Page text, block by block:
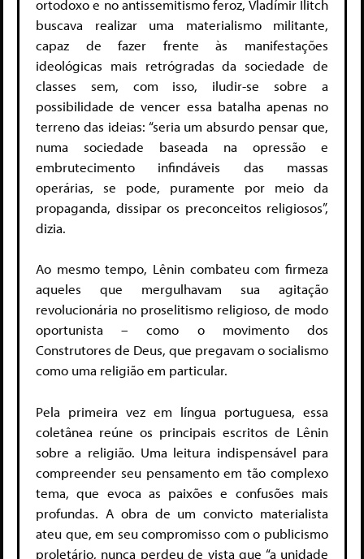
ortodoxo e no antissemitismo feroz, Vladímir Ilitch
buscava realizar uma materialismo militante,
capaz de fazer frente às manifestações
ideológicas mais retrógradas da sociedade de
classes sem, com isso, iludir-se sobre a
possibilidade de vencer essa batalha apenas no
terreno das ideias: “seria um absurdo pensar que,
numa sociedade baseada na opressão e
embrutecimento infindáveis das massas
operárias, se pode, puramente por meio da
propaganda, dissipar os preconceitos religiosos”,
dizia.
Ao mesmo tempo, Lênin combateu com firmeza
aqueles que mergulhavam sua agitação
revolucionária no proselitismo religioso, de modo
oportunista – como o movimento dos
Construtores de Deus, que pregavam o socialismo
como uma religião em particular.
Pela primeira vez em língua portuguesa, essa
coletânea reúne os principais escritos de Lênin
sobre a religião. Uma leitura indispensável para
compreender seu pensamento em tão complexo
tema, que evoca as paixões e confusões mais
profundas. A obra de um convicto materialista
ateu que, em seu compromisso com o publicismo
proletário, nunca perdeu de vista que “a unidade